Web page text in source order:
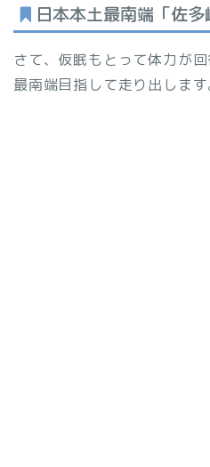
日本本土最南端「佐多
さて、仮眠もとって体力が
最南端目指して走り出します